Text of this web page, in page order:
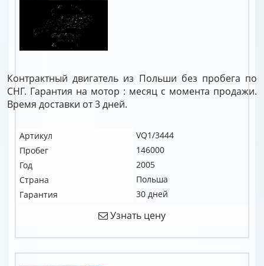
Контрактный двигатель из Польши без пробега по
СНГ. Гарантия на мотор : месяц с момента продажи.
Время доставки от 3 дней.
Артикул
VQ1/3444
Пробег
146000
Год
2005
Страна
Польша
Гарантия
30 дней
Узнать цену